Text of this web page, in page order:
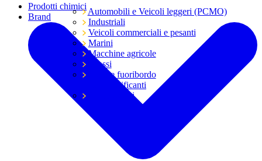
Automobili e Veicoli leggeri (PCMO)
Industriali
Veicoli commerciali e pesanti
Marini
Macchine agricole
Grassi
Moto e fuoribordo
Tutti i lubrificanti
Trasmissioni
Prodotti chimici
Brand